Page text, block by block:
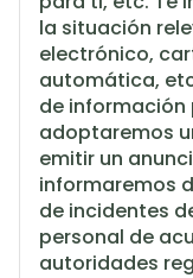
la situación
electrónico,
automática,
de información
adoptaremos
emitir un
informaremos
de incidentes
personal de
autoridades